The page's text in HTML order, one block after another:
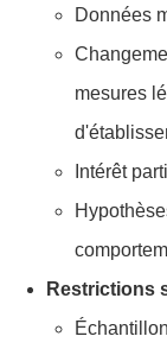
Données
mesures
Intérêt
Restrictions